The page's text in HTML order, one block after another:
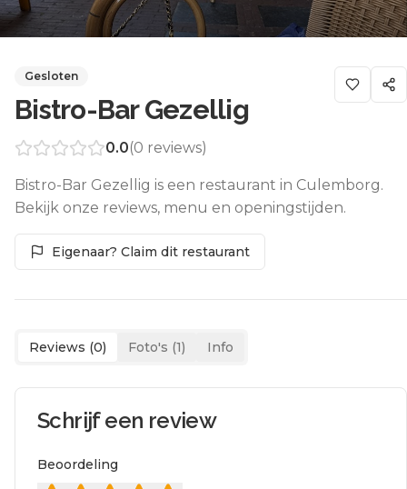
Gesloten
Bistro-Bar Gezellig
0.0(0 reviews)
Bistro-Bar Gezellig is een restaurant in Culemborg.
Bekijk onze reviews, menu en openingstijden.
Eigenaar? Claim dit restaurant
Reviews (0) Foto's (1) Info
Schrijf een review
Beoordeling